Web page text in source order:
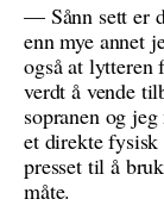
— Sånn sett er
enn mye annet
også at lytteren
verdt å vende
sopranen og
et direkte
presset til å
måte.